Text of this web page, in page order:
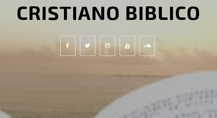
CRISTIANO BIBLICO